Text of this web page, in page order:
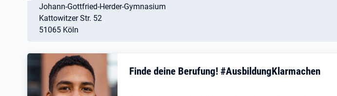
Johann-Gottfried-Herder-Gymnasium
Kattowitzer Str. 52
51065 Köln
Finde deine Berufung! #AusbildungKlarmachen